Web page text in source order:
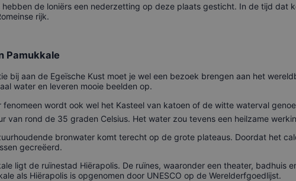
hebben de loniërs een nederzetting op deze plaats gesticht. In de tijd dat
rijk.
Pamukkale
bij aan de Egeïsche Kust moet je wel een bezoek brengen aan het
water en leveren mooie beelden op.
wordt ook wel het Kasteel van katoen of de witte waterval
van rond de 35 graden Celsius. Het water zou tevens een heilzame
bronwater komt terecht op de grote plateaus. Doordat het
gecreëerd.
ligt de ruïnestad Hiërapolis. De ruïnes, waaronder een theater, badhuis
als Hiërapolis is opgenomen door UNESCO op de Werelderfgoedlijst.